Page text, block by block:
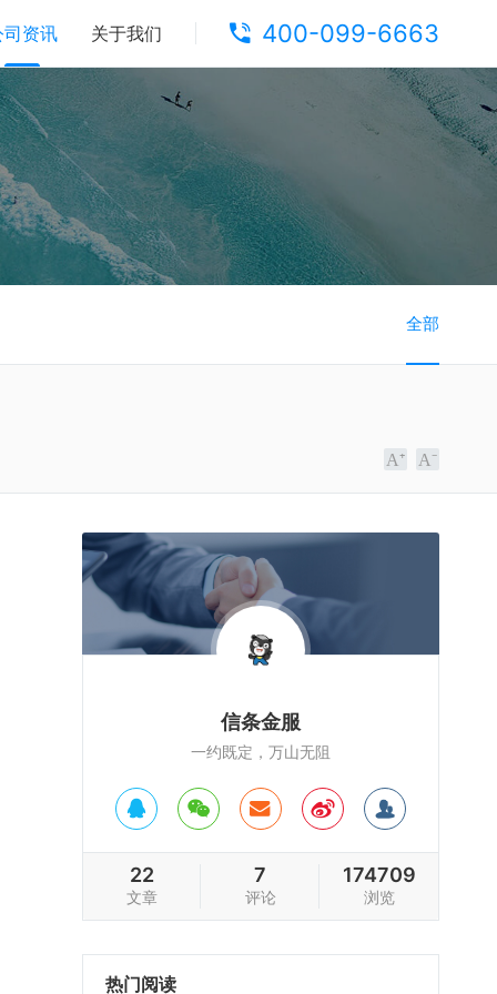
400-099-6663
司资讯 关于我们
全部
信条金服
一约既定，万山无阻
22
文章
7
评论
174709
浏览
热门阅读